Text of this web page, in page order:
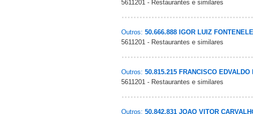
5611201 - Restaurantes e similares
Outros: 50.666.888 IGOR LUIZ
5611201 - Restaurantes e similares
Outros: 50.815.215 FRANCISCO
5611201 - Restaurantes e similares
Outros: 50.842.831 JOAO VITOR